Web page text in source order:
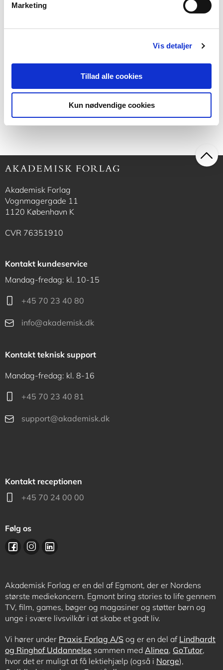
Marketing
Vis detaljer
Tillad alle cookies
Kun nødvendige cookies
Kapitel VII Valg af teoretisk perspektiv
Kapitel VIII Viden i socialt arbejde
Akademisk Forlag
Vognmagergade 11
1120 København K
CVR 76351910
Kontakt kundeservice
Mandag-fredag: kl. 10-15
+45 70 23 40 80
info@akademisk.dk
Kontakt teknisk support
Mandag-fredag: kl. 8-16
+45 70 23 40 81
support@akademisk.dk
Kontakt receptionen
+45 70 24 00 00
Følg os
Akademisk Forlag er en del af Egmont, der er Nordens
største mediekoncern. Egmont bring stories to life gennem
TV, film, games, bøger og magasiner og støtter børn og
unge i svære livsvilkår i at skabe et godt liv.
Vi hører under Praxis Forlag A/S og er en del af Lindhardt
og Ringhof Uddannelse sammen med Alinea, GoTutor,
hvor det er muligt at få lektiehjælp (også i Norge),